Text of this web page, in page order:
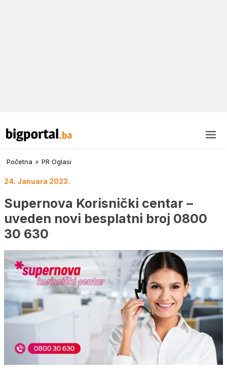
Početna » PR Oglasi
24. Januara 2023.
Supernova Korisnički centar –
uveden novi besplatni broj 0800
30 630